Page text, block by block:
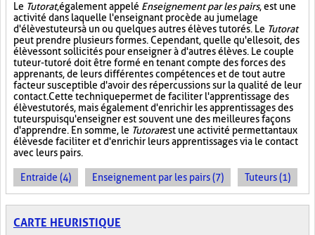
Le Tutorat, également appelé Enseignement par les pairs, est une
activité dans laquelle l'enseignant procède au jumelage
d'élèves tuteurs à un ou quelques autres élèves tutorés. Le Tutorat
peut prendre plusieurs formes. Cependant, quelle qu'elle soit, des
élèves sont sollicités pour enseigner à d'autres élèves. Le couple
tuteur-tutoré doit être formé en tenant compte des forces des
apprenants, de leurs différentes compétences et de tout autre
facteur susceptible d'avoir des répercussions sur la qualité de leur
contact. Cette technique permet de faciliter l'apprentissage des
élèves tutorés, mais également d'enrichir les apprentissages des
tuteurs puisqu'enseigner est souvent une des meilleures façons
d'apprendre. En somme, le Tutoratest une activité permettant aux
élèves de faciliter et d'enrichir leurs apprentissages via le contact
avec leurs pairs.
Entraide (4) Enseignement par les pairs (7) Tuteurs (1)
CARTE HEURISTIQUE